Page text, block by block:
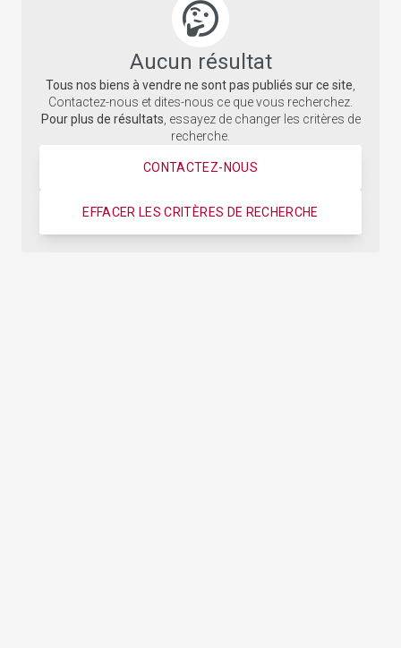
Aucun résultat
Tous nos biens à vendre ne sont pas publiés sur ce site
Contactez-nous et dites-nous ce que vous recherchez.
Pour plus de résultats , essayez de changer les critères de
recherche.
CONTACTEZ-NOUS
EFFACER LES CRITÈRES DE RECHERCHE